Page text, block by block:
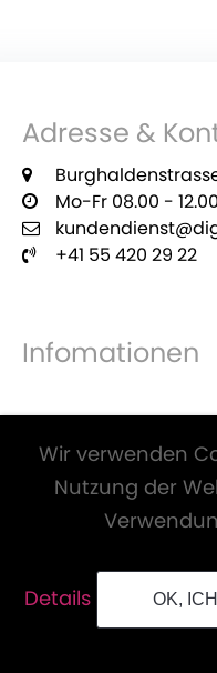
Adresse &
Mo-Fr 08.00 -
+41 55 420 29 22
Infomationen
Alle Preise inkl.
Wir verwenden
Nutzung der
Details OK,